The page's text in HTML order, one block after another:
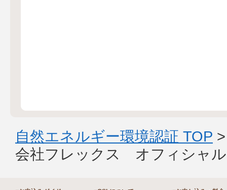
自然エネルギー環境認証 TOP
会社フレックス オフィシャ